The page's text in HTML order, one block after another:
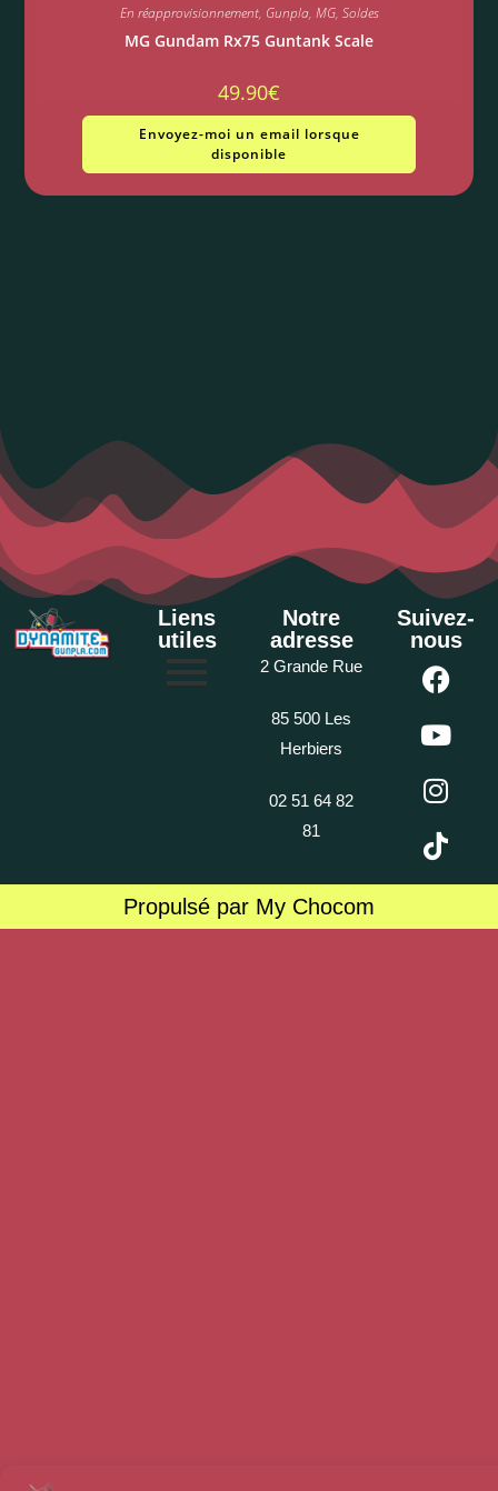
En réapprovisionnement, Gunpla, MG, Soldes
MG Gundam Rx75 Guntank Scale
49.90€
Envoyez-moi un email lorsque
disponible
Liens
utiles
Notre
adresse
2 Grande Rue
85 500 Les
Herbiers
02 51 64 82
81
Suivez-
nous
Propulsé par My Chocom